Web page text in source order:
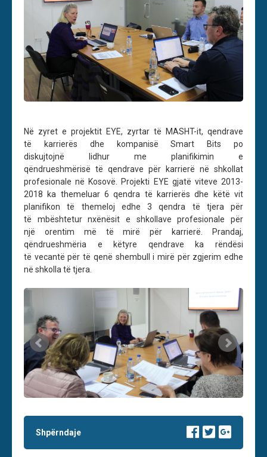
Nё zyret e projektit EYE, zyrtar tё
MASHT-it, qendrave
tё karrierёs dhe kompanisё
Smart Bits po
diskujtojnё
lidhur me planifikimin e
qёndrueshmёrisё tё qendrave pёr karrierё nё shkollat
profesionale nё Kosovё. Projekti EYE gjatё viteve 2013-
2018 ka themeluar 6 qendra tё karrierёs dhe kёtё vit
planifikon tё themeloj edhe 3 qendra tё tjera pёr
tё mbёshtetur nxёnёsit e shkollave profesionale pёr
njё orentim mё tё mirё pёr karrierё. Prandaj,
qёndrueshmёria e kёtyre qendrave ka rёndёsi
tё vecantё pёr tё qenё shembull i mirё pёr zgjerim edhe
nё shkolla tё tjera.
Shpërndaje